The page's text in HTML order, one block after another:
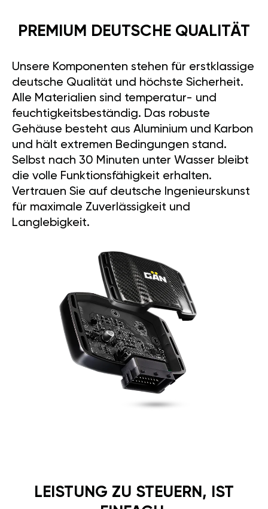
PREMIUM DEUTSCHE QUALITÄT
Unsere Komponenten stehen für erstklassige
deutsche Qualität und höchste Sicherheit.
Alle Materialien sind temperatur- und
feuchtigkeitsbeständig. Das robuste
Gehäuse besteht aus Aluminium und Karbon
und hält extremen Bedingungen stand.
Selbst nach 30 Minuten unter Wasser bleibt
die volle Funktionsfähigkeit erhalten.
Vertrauen Sie auf deutsche Ingenieurskunst
für maximale Zuverlässigkeit und
Langlebigkeit.
LEISTUNG ZU STEUERN, IST